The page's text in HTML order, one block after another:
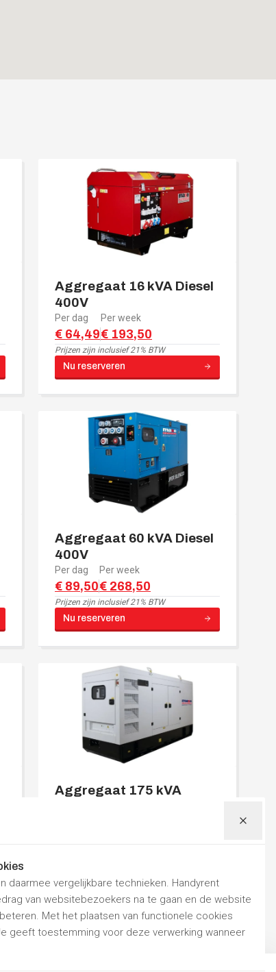
Aggregaat 16 kVA Diesel
400V
Per dag
€ 64,49
Per week
€ 193,50
Prijzen zijn inclusief 21% BTW
Nu reserveren
Aggregaat 60 kVA Diesel
400V
Per dag
€ 89,50
Per week
€ 268,50
Prijzen zijn inclusief 21% BTW
Nu reserveren
Aggregaat 175 kVA
daarmee vergelijkbare technieken. Handyrent
van websitebezoekers na te gaan en de website
Met het plaatsen van functionele cookies
geeft toestemming voor deze verwerking wanneer